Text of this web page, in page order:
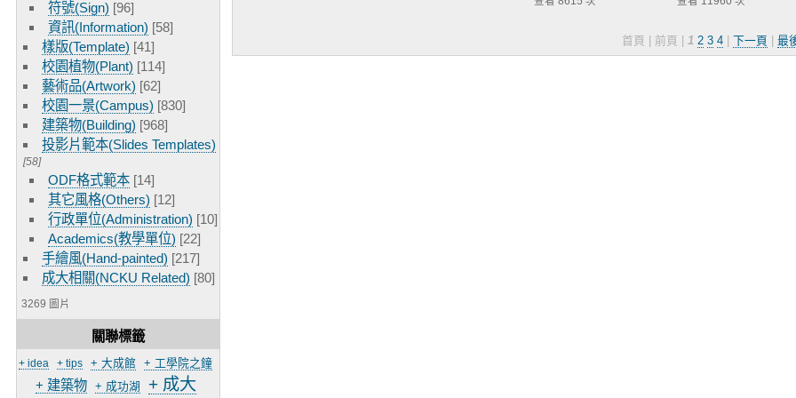
符號(Sign) [96]
資訊(Information) [58]
樣版(Template) [41]
校園植物(Plant) [114]
藝術品(Artwork) [62]
校園一景(Campus) [830]
建築物(Building) [968]
投影片範本(Slides Templates)
[58]
ODF格式範本 [14]
其它風格(Others) [12]
行政單位(Administration) [10]
Academics(教學單位) [22]
手繪風(Hand-painted) [217]
成大相關(NCKU Related) [80]
3269 圖片
關聯標籤
+ idea + tips + 大成館 + 工學院之鐘
+ 建築物 + 成功湖 + 成大
首頁 | 前頁 | 1 2 3 4| 下一頁 最